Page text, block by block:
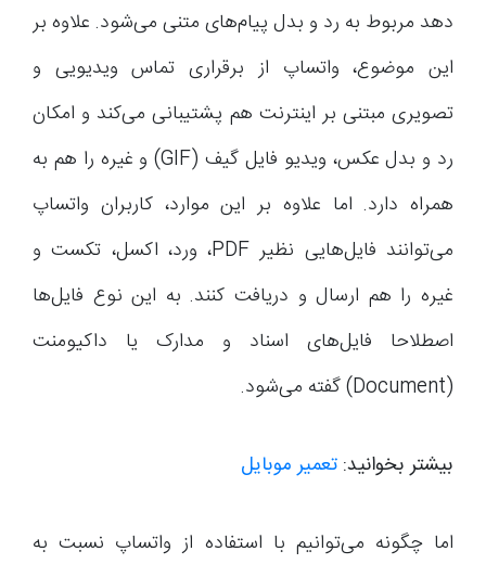
دهد مربوط به رد و بدل پیام‌های متنی می‌شود. علاوه بر
این موضوع، واتساپ از برقراری تماس ویدیویی و
تصویری مبتنی بر اینترنت هم پشتیبانی می‌کند و امکان
رد و بدل عکس، ویدیو فایل گیف (GIF) و غیره را هم به
همراه دارد. اما علاوه بر این موارد، کاربران واتساپ
می‌توانند فایل‌هایی نظیر PDF، ورد، اکسل، تکست و
غیره را هم ارسال و دریافت کنند. به این نوع فایل‌ها
اصطلاحا فایل‌های اسناد و مدارک یا داکیومنت
(Document) گفته می‌شود.
بیشتر بخوانید: تعمیر موبایل
اما چگونه می‌توانیم با استفاده از واتساپ نسبت به